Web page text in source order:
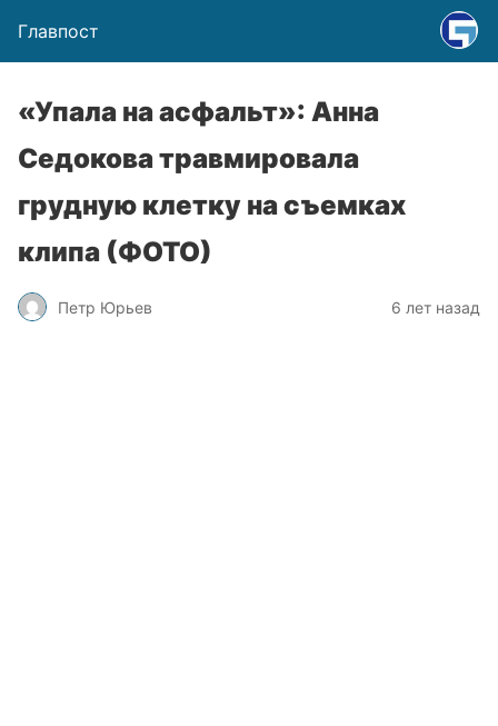
Главпост
«Упала на асфальт»: Анна
Седокова травмировала
грудную клетку на съемках
клипа (ФОТО)
Петр Юрьев 6 лет назад